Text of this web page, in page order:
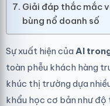
Giải đáp thắc mắc
bùng nổ doanh số
Sự xuất hiện của AI
toàn phễu khách hàng
khúc thị trường dựa
khẩu học cơ bản như